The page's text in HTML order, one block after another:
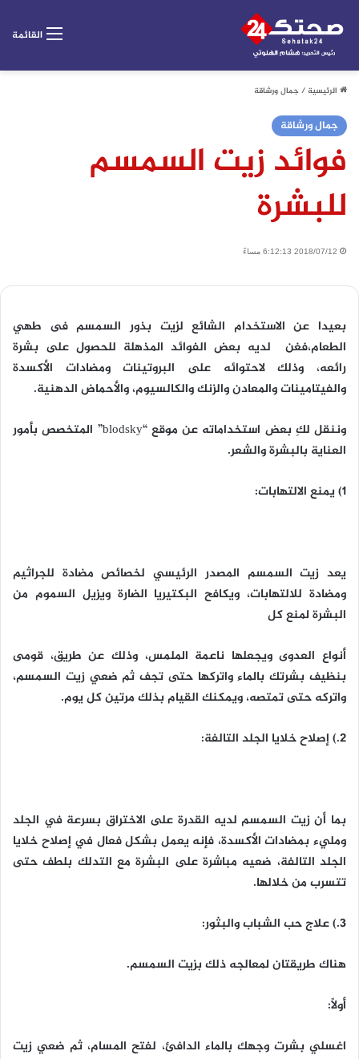
القائمة
الرئيسية/جمال ورشاقة
جمال ورشاقة
فوائد زيت السمسم
للبشرة
2018/07/12 6:12:13 مساءً
بعيدا عن الاستخدام الشائع لزيت بذور السمسم فى طهي
الطعام،فغن لديه بعض الفوائد المذهلة للحصول على بشرة
رائعه، وذلك لاحتوائه على البروتينات ومضادات الأكسدة
والفيتامينات والمعادن والزنك والكالسيوم، والأحماض الدهنية.
وننقل لكِ بعض استخداماته عن موقع “blodsky” المتخصص بأمور
العناية بالبشرة والشعر.
1) يمنع الالتهابات:
يعد زيت السمسم المصدر الرئيسي لخصائص مضادة للجراثيم
ومضادة للالتهابات، ويكافح البكتيريا الضارة ويزيل السموم من
البشرة لمنع كل
أنواع العدوى ويجعلها ناعمة الملمس، وذلك عن طريق، قومى
بنظيف بشرتك بالماء واتركها حتى تجف ثم ضعي زيت السمسم،
واتركه حتى تمتصه، ويمكنك القيام بذلك مرتين كل يوم.
2.) إصلاح خلايا الجلد التالفة:
بما أن زيت السمسم لديه القدرة على الاختراق بسرعة في الجلد
ومليء بمضادات الأكسدة، فإنه يعمل بشكل فعال في إصلاح خلايا
الجلد التالفة، ضعيه مباشرة على البشرة مع التدلك بلطف حتى
تتسرب من خلالها.
3.) علاج حب الشباب والبثور:
هناك طريقتان لمعالجه ذلك بزيت السمسم.
أولاً:
اغسلي بشرت وجهك بالماء الدافئ، لفتح المسام، ثم ضعي زيت